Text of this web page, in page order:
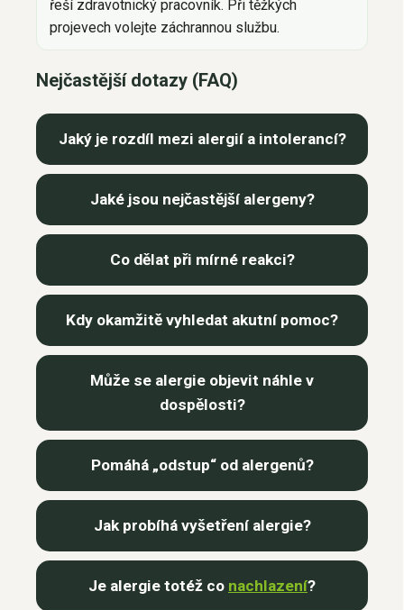
řeší zdravotnický pracovník. Při těžkých
projevech volejte záchrannou službu.
Nejčastější dotazy (FAQ)
Jaký je rozdíl mezi alergií a intolerancí?
Jaké jsou nejčastější alergeny?
Co dělat při mírné reakci?
Kdy okamžitě vyhledat akutní pomoc?
Může se alergie objevit náhle v
dospělosti?
Pomáhá „odstup“ od alergenů?
Jak probíhá vyšetření alergie?
Je alergie totéž co nachlazení?